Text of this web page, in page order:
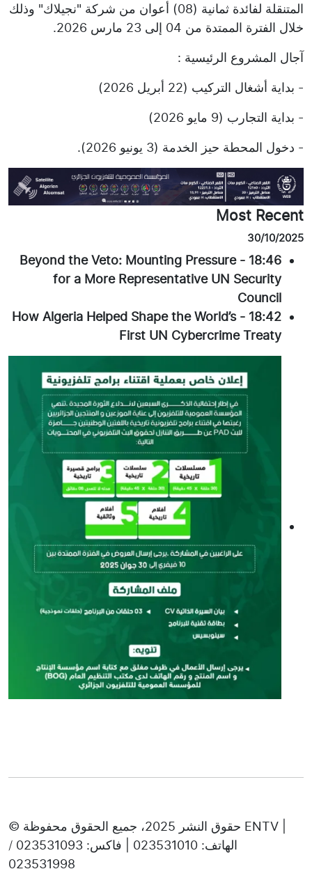
المتنقلة لفائدة ثمانية (08) أعوان من شركة "نجيلاك" وذلك
خلال الفترة الممتدة من 04 إلى 23 مارس 2026.
آجال المشروع الرئيسية :
- بداية أشغال التركيب (22 أبريل 2026)
- بداية التجارب (9 مايو 2026)
- دخول المحطة حيز الخدمة (3 يونيو 2026).
Most Recent
30/10/2025
18:46
-
Beyond the Veto: Mounting Pressure
for a More Representative UN Security
Council
18:42
-
How Algeria Helped Shape the World’s
First UN Cybercrime Treaty
© حقوق النشر 2025، جميع الحقوق محفوظة ENTV |
الهاتف: 023531010 | فاكس: 023531093 /
023531998